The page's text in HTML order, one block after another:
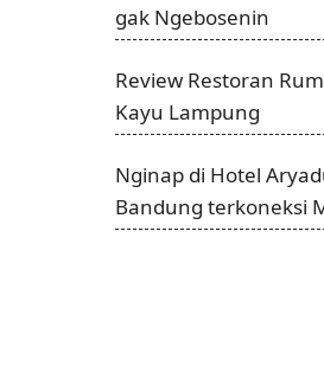
gak Ngebosenin
Review Restoran
Kayu Lampung
Nginap di Hotel
Bandung terkoneksi